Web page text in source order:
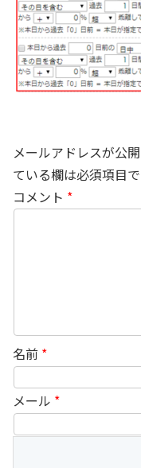
メールアドレスが公
ている欄は必須項目
コメント *
名前 *
メール *